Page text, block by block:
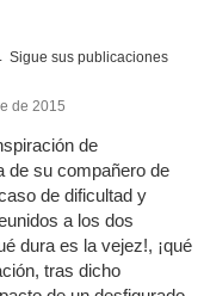
Sigue sus publicaciones
de 2015
de
de su compañero de
de dificultad y
a los dos
dura es la vejez!, ¡qué
tras dicho